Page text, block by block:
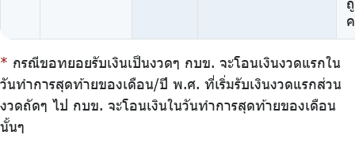
* กรณีขอทยอยรับเงินเป็นงวดๆ กบข. จะโอนเงินงวดแรกใน
วันทำการสุดท้ายของเดือน/ปี พ.ศ. ที่เริ่มรับเงินงวดแรกส่วน
งวดถัดๆ ไป กบข. จะโอนเงินในวันทำการสุดท้ายของเดือน
นั้นๆ